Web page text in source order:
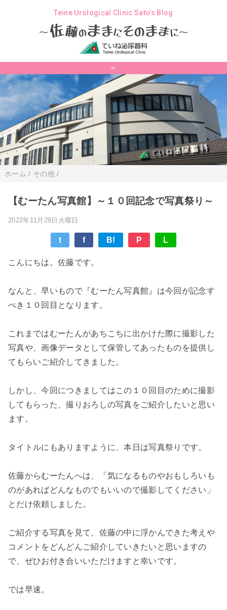
Teine Urological Clinic Sato’s Blog
～佐藤のままにそのままに～
=
ホーム / その他/
【むーたん写真館】～１０回記念で写真祭り～
2022年11月29日火曜日
t f B! P L
こんにちは。佐藤です。
なんと、早いもので『むーたん写真館』は今回が記念す
べき１０回目となります。
これまではむーたんがあちこちに出かけた際に撮影した
写真や、画像データとして保管してあったものを提供し
てもらいご紹介してきました。
しかし、今回につきましてはこの１０回目のために撮影
してもらった、撮りおろしの写真をご紹介したいと思い
ます。
タイトルにもありますように、本日は写真祭りです。
佐藤からむーたんへは、「気になるものやおもしろいも
のがあればどんなものでもいいので撮影してください」
とだけ依頼しました。
ご紹介する写真を見て、佐藤の中に浮かんできた考えや
コメントをどんどんご紹介していきたいと思いますの
で、ぜひお付き合いいただけますと幸いです。
では早速。